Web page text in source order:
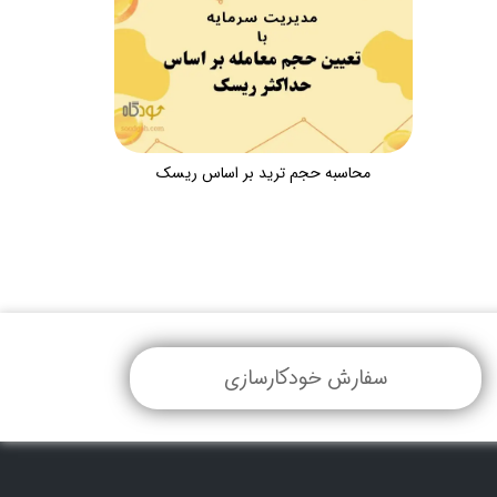
محاسبه حجم ترید بر اساس ریسک
سفارش خودکارسازی